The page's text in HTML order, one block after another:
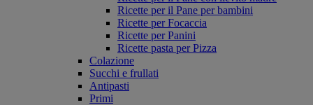
Ricette per il Pane per bambini
Ricette per Focaccia
Ricette per Panini
Ricette pasta per Pizza
Colazione
Succhi e frullati
Antipasti
Primi